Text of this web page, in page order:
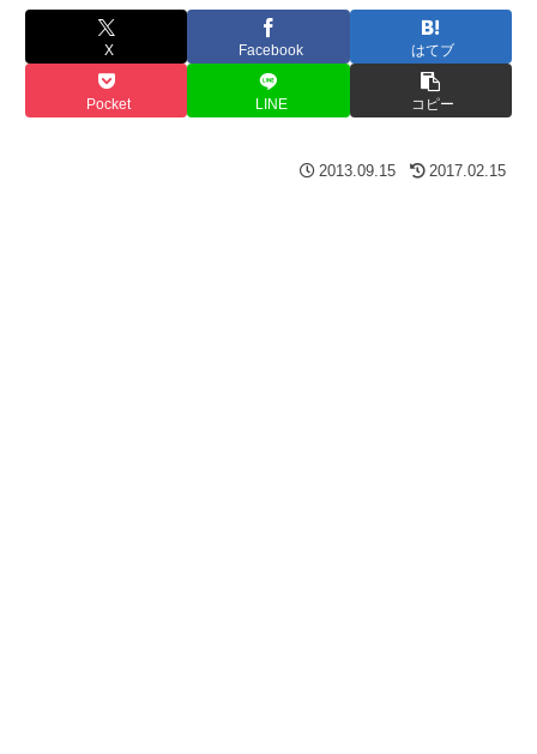
X Facebook はてブ
Pocket LINE コピー
2013.09.15 2017.02.15